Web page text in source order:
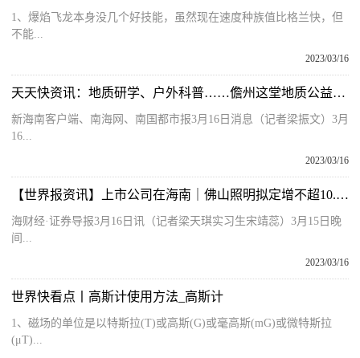
1、爆焰飞龙本身没几个好技能，虽然现在速度种族值比格兰快，但
不能...
2023/03/16
天天快资讯：地质研学、户外科普……儋州这堂地质公益课有意思
新海南客户端、南海网、南国都市报3月16日消息（记者梁振文）3月
16...
2023/03/16
【世界报资讯】上市公司在海南｜佛山照明拟定增不超10.95亿元 用于公司海南产业园等项目
海财经·证券导报3月16日讯（记者梁天琪实习生宋靖蕊）3月15日晚
间...
2023/03/16
世界快看点丨高斯计使用方法_高斯计
1、磁场的单位是以特斯拉(T)或高斯(G)或毫高斯(mG)或微特斯拉
(μT)...